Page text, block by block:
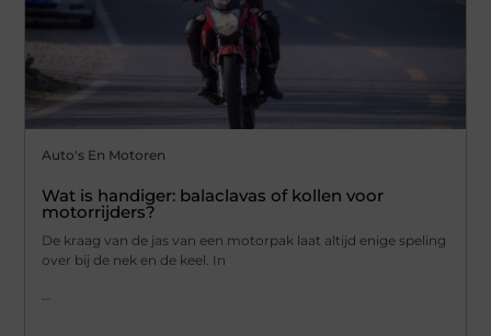
Auto's En Motoren
Wat is handiger: balaclavas of kollen voor
motorrijders?
De kraag van de jas van een motorpak laat altijd enige speling
over bij de nek en de keel. In
...